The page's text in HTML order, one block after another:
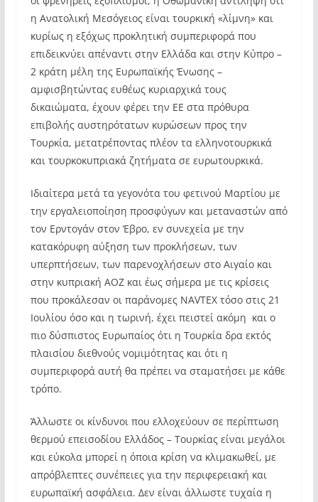
η Ανατολική Μεσόγειος είναι τουρκική «λίμνη» και
κυρίως η εξόχως προκλητική συμπεριφορά που
επιδεικνύει απέναντι στην Ελλάδα και στην Κύπρο –
2 κράτη μέλη της Ευρωπαϊκής Ένωσης –
αμφισβητώντας ευθέως κυριαρχικά τους
δικαιώματα, έχουν φέρει την ΕΕ στα πρόθυρα
επιβολής αυστηρότατων κυρώσεων προς την
Τουρκία, μετατρέποντας πλέον τα ελληνοτουρκικά
και τουρκοκυπριακά ζητήματα σε ευρωτουρκικά.
Ιδιαίτερα μετά τα γεγονότα του φετινού Μαρτίου με
την εργαλειοποίηση προσφύγων και μεταναστών από
τον Ερντογάν στον Έβρο, εν συνεχεία με την
κατακόρυφη αύξηση των προκλήσεων, των
υπερπτήσεων, των παρενοχλήσεων στο Αιγαίο και
στην κυπριακή ΑΟΖ και έως σήμερα με τις κρίσεις
που προκάλεσαν οι παράνομες ΝAVTEX τόσο στις 21
Ιουλίου όσο και η τωρινή, έχει πειστεί ακόμη και ο
πιο δύσπιστος Ευρωπαίος ότι η Τουρκία δρα εκτός
πλαισίου διεθνούς νομιμότητας και ότι η
συμπεριφορά αυτή θα πρέπει να σταματήσει με κάθε
τρόπο.
Άλλωστε οι κίνδυνοι που ελλοχεύουν σε περίπτωση
θερμού επεισοδίου Ελλάδος – Τουρκίας είναι μεγάλοι
και εύκολα μπορεί η όποια κρίση να κλιμακωθεί, με
απρόβλεπτες συνέπειες για την περιφερειακή και
ευρωπαϊκή ασφάλεια. Δεν είναι άλλωστε τυχαία η